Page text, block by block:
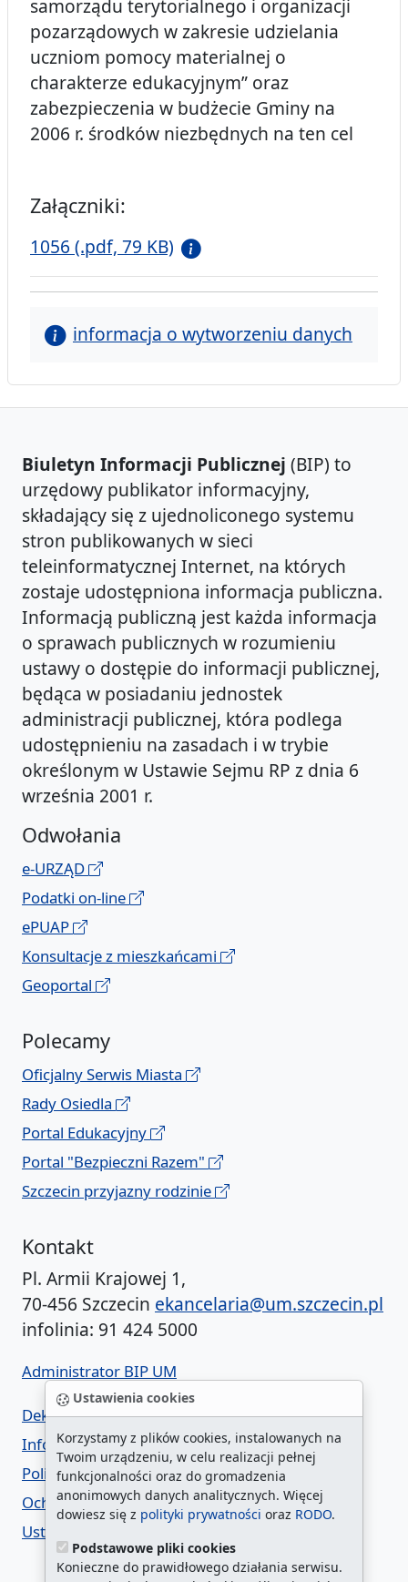
Ustawienia cookies
Korzystamy z plików cookies, instalowanych na
Twoim urządzeniu, w celu realizacji pełnej
funkcjonalności oraz do gromadzenia
anonimowych danych analitycznych. Więcej
dowiesz się z polityki prywatności oraz RODO.
Podstawowe pliki cookies
Konieczne do prawidłowego działania serwisu.
samorządu terytorialnego i organizacji
pozarządowych w zakresie udzielania
uczniom pomocy materialnej o
charakterze edukacyjnym” oraz
zabezpieczenia w budżecie Gminy na
2006 r. środków niezbędnych na ten cel
Załączniki:
1056 (.pdf, 79 KB)
informacja o wytworzeniu danych
Biuletyn Informacji Publicznej (BIP) to
urzędowy publikator informacyjny,
składający się z ujednoliconego systemu
stron publikowanych w sieci
teleinformatycznej Internet, na których
zostaje udostępniona informacja publiczna.
Informacją publiczną jest każda informacja
o sprawach publicznych w rozumieniu
ustawy o dostępie do informacji publicznej,
będąca w posiadaniu jednostek
administracji publicznej, która podlega
udostępnieniu na zasadach i w trybie
określonym w Ustawie Sejmu RP z dnia 6
września 2001 r.
Odwołania
e-URZĄD
Podatki on-line
ePUAP
Konsultacje z mieszkańcami
Geoportal
Polecamy
Oficjalny Serwis Miasta
Rady Osiedla
Portal Edukacyjny
Portal "Bezpieczni Razem"
Szczecin przyjazny rodzinie
Kontakt
Pl. Armii Krajowej 1,
70-456 Szczecin ekancelaria@um.szczecin.pl
infolinia: 91 424 5000
Administrator BIP UM
Deklaracja dostępności
Informacja o urzędzie w ETR
Polityka prywatności
Ochrona danych osobowych
Ustawienia cookies